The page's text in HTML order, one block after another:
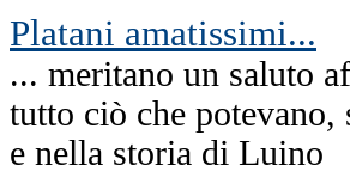
Platani amatissimi...
... meritano un saluto
tutto ciò che
e nella storia di Luino